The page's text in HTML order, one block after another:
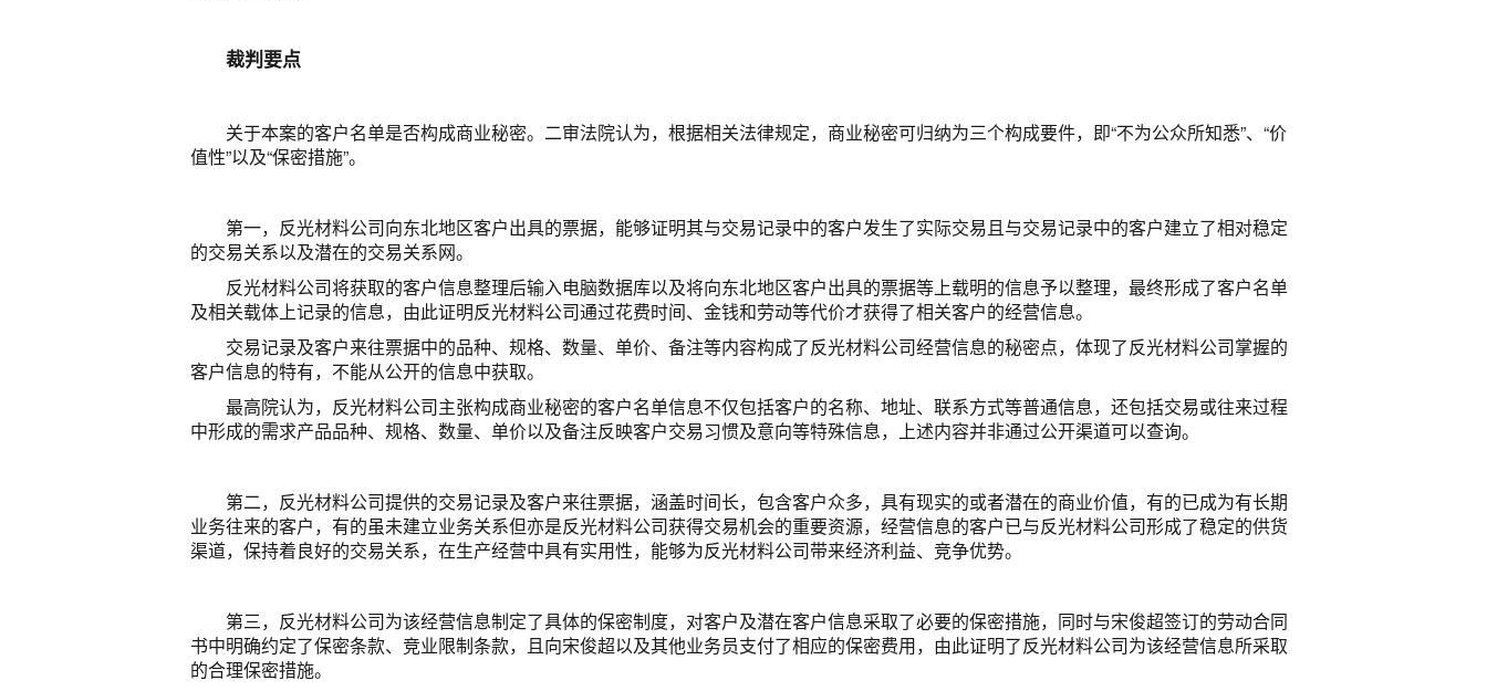
裁判要点
关于本案的客户名单是否构成商业秘密。二审法院认为，根据相关法律规定，商业秘密可归纳为三个构成要件，即“不为公众所知悉”、“价
值性”以及“保密措施”。
第一，反光材料公司向东北地区客户出具的票据，能够证明其与交易记录中的客户发生了实际交易且与交易记录中的客户建立了相对稳定
的交易关系以及潜在的交易关系网。
反光材料公司将获取的客户信息整理后输入电脑数据库以及将向东北地区客户出具的票据等上载明的信息予以整理，最终形成了客户名单
及相关载体上记录的信息，由此证明反光材料公司通过花费时间、金钱和劳动等代价才获得了相关客户的经营信息。
交易记录及客户来往票据中的品种、规格、数量、单价、备注等内容构成了反光材料公司经营信息的秘密点，体现了反光材料公司掌握的
客户信息的特有，不能从公开的信息中获取。
最高院认为，反光材料公司主张构成商业秘密的客户名单信息不仅包括客户的名称、地址、联系方式等普通信息，还包括交易或往来过程
中形成的需求产品品种、规格、数量、单价以及备注反映客户交易习惯及意向等特殊信息，上述内容并非通过公开渠道可以查询。
第二，反光材料公司提供的交易记录及客户来往票据，涵盖时间长，包含客户众多，具有现实的或者潜在的商业价值，有的已成为有长期
业务往来的客户，有的虽未建立业务关系但亦是反光材料公司获得交易机会的重要资源，经营信息的客户已与反光材料公司形成了稳定的供货
渠道，保持着良好的交易关系，在生产经营中具有实用性，能够为反光材料公司带来经济利益、竞争优势。
第三，反光材料公司为该经营信息制定了具体的保密制度，对客户及潜在客户信息采取了必要的保密措施，同时与宋俊超签订的劳动合同
书中明确约定了保密条款、竞业限制条款，且向宋俊超以及其他业务员支付了相应的保密费用，由此证明了反光材料公司为该经营信息所采取
的合理保密措施。